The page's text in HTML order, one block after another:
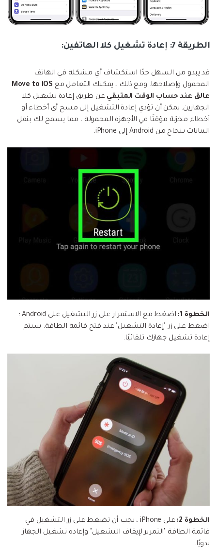
الطريقة 7: إعادة تشغيل كلا الهاتفين:
قد يبدو من السهل جدًا استكشاف أي مشكلة في الهاتف
المحمول وإصلاحها. ومع ذلك ، يمكنك التعامل مع Move to iOS
عالق عند حساب الوقت المتبقي عن طريق إعادة تشغيل كلا
الجهازين. يمكن أن تؤدي إعادة التشغيل إلى مسح أي أخطاء أو
أخطاء مخزنة مؤقتًا في الأجهزة المحمولة ، مما يسمح لك بنقل
البيانات بنجاح من Android إلى iPhone.
الخطوة 1:
اضغط مع الاستمرار على زر التشغيل على Android ؛
اضغط على زر "إعادة التشغيل" عند فتح قائمة الطاقة. سيتم
إعادة تشغيل جهازك تلقائيًا.
الخطوة 2:
على iPhone ، يجب أن تضغط على زر التشغيل في
قائمة الطاقة "التمرير لإيقاف التشغيل" وإعادة تشغيل الجهاز
يدويًا.